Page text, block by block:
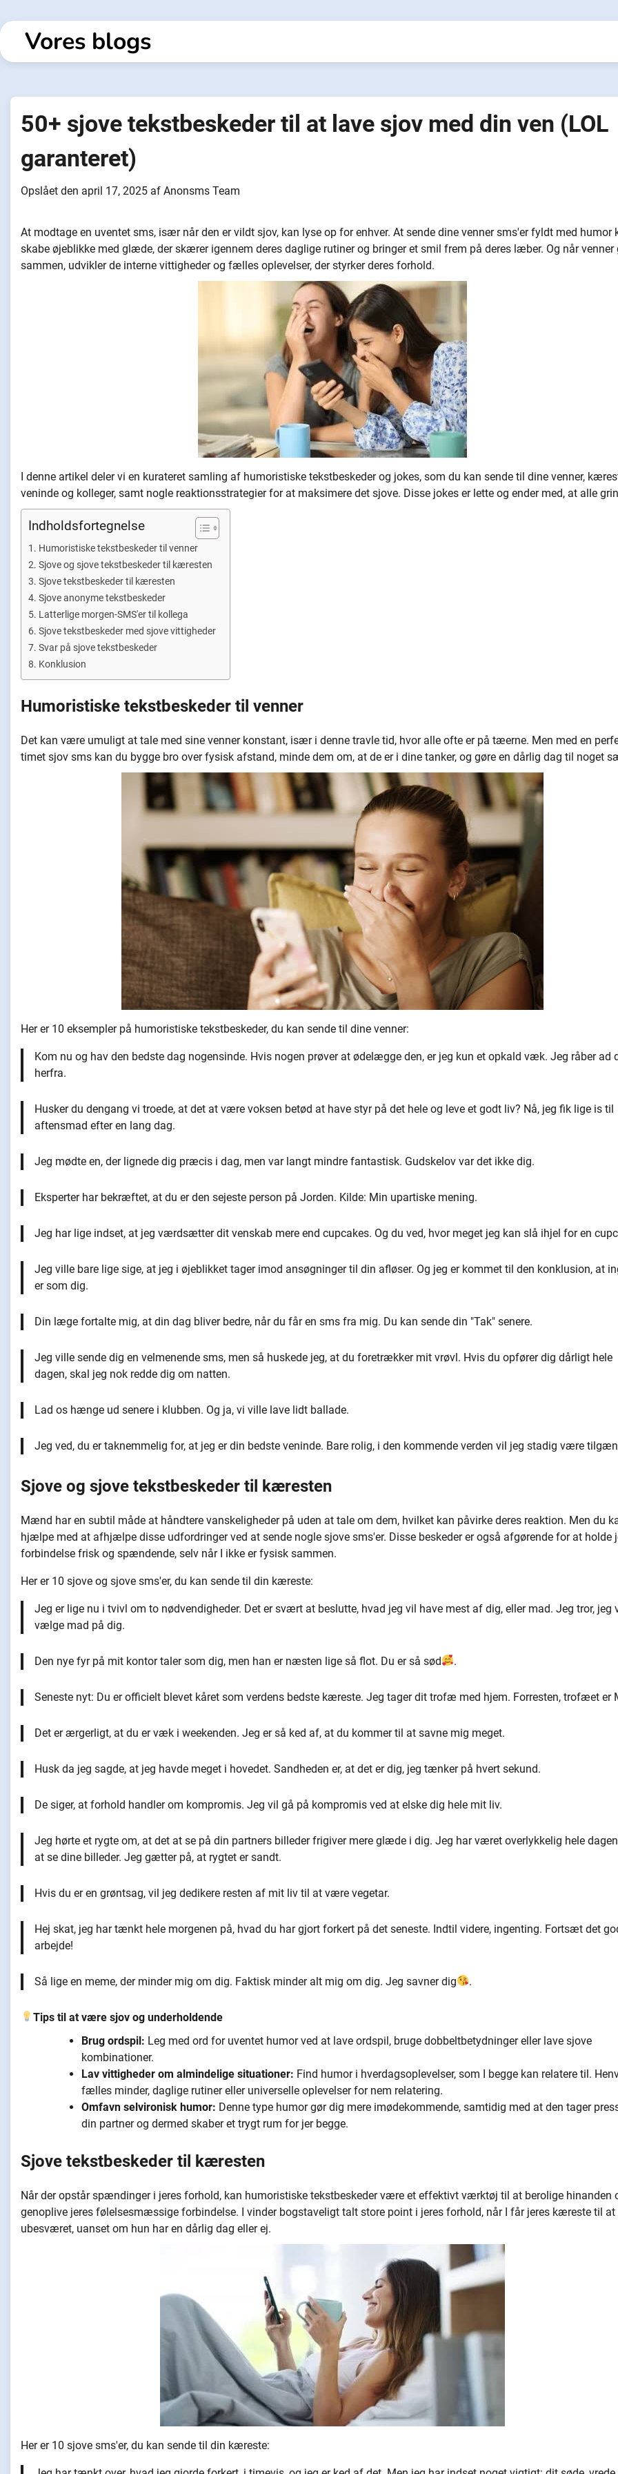
til
indholdVores blogs
50+ sjove tekstbeskeder til at lave sjov med din ven (LOL
garanteret)
Opslået den april 17, 2025 af Anonsms Team
At modtage en uventet sms, især når den er vildt sjov, kan lyse op for enhver. At sende dine venner sms'er fyldt med humor
skabe øjeblikke med glæde, der skærer igennem deres daglige rutiner og bringer et smil frem på deres læber. Og når venner
sammen, udvikler de interne vittigheder og fælles oplevelser, der styrker deres forhold.
I denne artikel deler vi en kurateret samling af humoristiske tekstbeskeder og jokes, som du kan sende til dine venner,
veninde og kolleger, samt nogle reaktionsstrategier for at maksimere det sjove. Disse jokes er lette og ender med, at alle
Indholdsfortegnelse
Humoristiske tekstbeskeder til venner
Sjove og sjove tekstbeskeder til kæresten
Sjove tekstbeskeder til kæresten
Sjove anonyme tekstbeskeder
Latterlige morgen-SMS'er til kollega
Sjove tekstbeskeder med sjove vittigheder
Svar på sjove tekstbeskeder
Konklusion
Humoristiske tekstbeskeder til venner
Det kan være umuligt at tale med sine venner konstant, især i denne travle tid, hvor alle ofte er på tæerne. Men med en
timet sjov sms kan du bygge bro over fysisk afstand, minde dem om, at de er i dine tanker, og gøre en dårlig dag til noget
Her er 10 eksempler på humoristiske tekstbeskeder, du kan sende til dine venner:
Kom nu og hav den bedste dag nogensinde. Hvis nogen prøver at ødelægge den, er jeg kun et opkald væk. Jeg råber ad
herfra.
Husker du dengang vi troede, at det at være voksen betød at have styr på det hele og leve et godt liv? Nå, jeg fik lige is til
aftensmad efter en lang dag.
Jeg mødte en, der lignede dig præcis i dag, men var langt mindre fantastisk. Gudskelov var det ikke dig.
Eksperter har bekræftet, at du er den sejeste person på Jorden. Kilde: Min upartiske mening.
Jeg har lige indset, at jeg værdsætter dit venskab mere end cupcakes. Og du ved, hvor meget jeg kan slå ihjel for en
Jeg ville bare lige sige, at jeg i øjeblikket tager imod ansøgninger til din afløser. Og jeg er kommet til den konklusion, at
er som dig.
Din læge fortalte mig, at din dag bliver bedre, når du får en sms fra mig. Du kan sende din "Tak" senere.
Jeg ville sende dig en velmenende sms, men så huskede jeg, at du foretrækker mit vrøvl. Hvis du opfører dig dårligt hele
dagen, skal jeg nok redde dig om natten.
Lad os hænge ud senere i klubben. Og ja, vi ville lave lidt ballade.
Jeg ved, du er taknemmelig for, at jeg er din bedste veninde. Bare rolig, i den kommende verden vil jeg stadig være
Sjove og sjove tekstbeskeder til kæresten
Mænd har en subtil måde at håndtere vanskeligheder på uden at tale om dem, hvilket kan påvirke deres reaktion. Men du
hjælpe med at afhjælpe disse udfordringer ved at sende nogle sjove sms'er. Disse beskeder er også afgørende for at holde
forbindelse frisk og spændende, selv når I ikke er fysisk sammen.
Her er 10 sjove og sjove sms'er, du kan sende til din kæreste:
Jeg er lige nu i tvivl om to nødvendigheder. Det er svært at beslutte, hvad jeg vil have mest af dig, eller mad. Jeg tror, jeg
vælge mad på dig.
Den nye fyr på mit kontor taler som dig, men han er næsten lige så flot. Du er så sød .
Seneste nyt: Du er officielt blevet kåret som verdens bedste kæreste. Jeg tager dit trofæ med hjem. Forresten, trofæet er
Det er ærgerligt, at du er væk i weekenden. Jeg er så ked af, at du kommer til at savne mig meget.
Husk da jeg sagde, at jeg havde meget i hovedet. Sandheden er, at det er dig, jeg tænker på hvert sekund.
De siger, at forhold handler om kompromis. Jeg vil gå på kompromis ved at elske dig hele mit liv.
Jeg hørte et rygte om, at det at se på din partners billeder frigiver mere glæde i dig. Jeg har været overlykkelig hele
at se dine billeder. Jeg gætter på, at rygtet er sandt.
Hvis du er en grøntsag, vil jeg dedikere resten af mit liv til at være vegetar.
Hej skat, jeg har tænkt hele morgenen på, hvad du har gjort forkert på det seneste. Indtil videre, ingenting. Fortsæt det
arbejde!
Så lige en meme, der minder mig om dig. Faktisk minder alt mig om dig. Jeg savner dig .
Tips til at være sjov og underholdende
Brug ordspil: Leg med ord for uventet humor ved at lave ordspil, bruge dobbeltbetydninger eller lave sjove
kombinationer.
Lav vittigheder om almindelige situationer: Find humor i hverdagsoplevelser, som I begge kan relatere til.
fælles minder, daglige rutiner eller universelle oplevelser for nem relatering.
Omfavn selvironisk humor: Denne type humor gør dig mere imødekommende, samtidig med at den tager
din partner og dermed skaber et trygt rum for jer begge.
Sjove tekstbeskeder til kæresten
Når der opstår spændinger i jeres forhold, kan humoristiske tekstbeskeder være et effektivt værktøj til at berolige hinanden
genoplive jeres følelsesmæssige forbindelse. I vinder bogstaveligt talt store point i jeres forhold, når I får jeres kæreste til at
ubesværet, uanset om hun har en dårlig dag eller ej.
Her er 10 sjove sms'er, du kan sende til din kæreste: